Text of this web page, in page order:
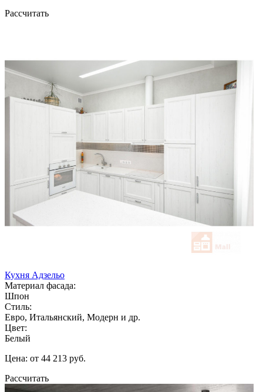
Рассчитать
Кухня Адзельо
Материал фасада:
Шпон
Стиль:
Евро, Итальянский, Модерн и др.
Цвет:
Белый
Цена: от 44 213 руб.
Рассчитать